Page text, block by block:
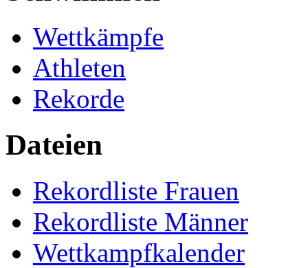
Wettkämpfe
Athleten
Rekorde
Dateien
Rekordliste Frauen
Rekordliste Männer
Wettkampfkalender